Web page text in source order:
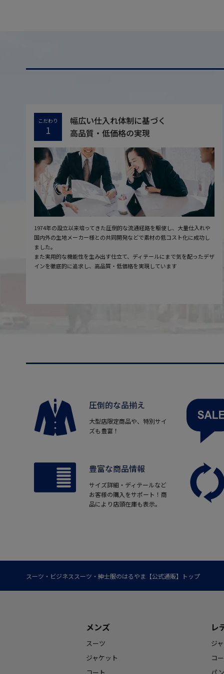
こだわり
1
幅広い仕入れ体制に基づく
高品質・低価格の実現
1974年の設立以来培ってきた圧倒的な流通経路を駆使し、大量仕入れや
国内外の生地メーカー様との共同開発などで素材の低コスト化に成功し
ました。
また実用的な機能性を生み出す仕立て、ディテールにまで気を配ったデザ
インを徹底的に追求し、高品質・低価格を実現しています
圧倒的な品揃え
大型店限定商品や、特別サイ
ズも豊富！
豊富な商品情報
サイズ詳細・ディテールなど
お客様の購入をサポート！商
品により店頭在庫も表示。
スーツ・ビジネススーツ・紳士服のはるやま【公式通販】トップ
メンズ
スーツ
ジャケット
レ
ジ
コ